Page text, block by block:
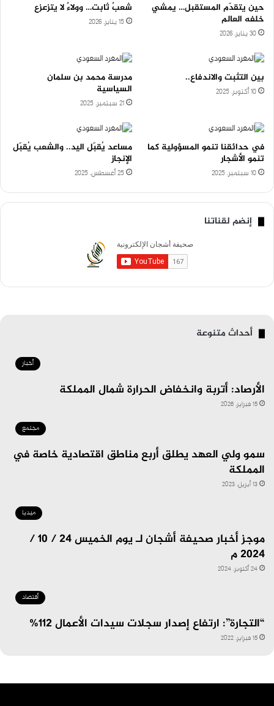
حين يتقدّم المستقبل… يمشي
خلفه العالم
30 يناير، 2026
شعبٌ ثابت… وولاءٌ لا يتزعزع
15 يناير، 2026
بين التثبت والاندفاع..
10 أكتوبر، 2025
مدرسة محمد بن سلمان
السياسية
21 سبتمبر، 2025
في حدائقنا تنمو المسؤولية كما
تنمو الأشجار
10 سبتمبر، 2025
مساعد يُقبّل اليد.. والشعب يُقبّل
الإنجاز
25 أغسطس، 2025
إنضم لقناتنا
أحداث متنوعة
أخبار
الأرصاد: أتربة وانخفاض الحرارة شمال المملكة
15 فبراير، 2026
مجتمع
سمو ولي العهد يطلق أربع مناطق اقتصادية خاصة في
المملكة
13 أبريل، 2023
ميديا
موجز أخبار صحيفة أشجان لـ يوم الخميس 24 / 10 /
2024 م
24 أكتوبر، 2024
أقتصاد
“التجارة”: ارتفاع إصدار سجلات سيدات الأعمال 112%
15 فبراير، 2022